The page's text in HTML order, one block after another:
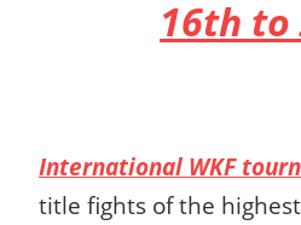
16th to
International WKF
title fights of the